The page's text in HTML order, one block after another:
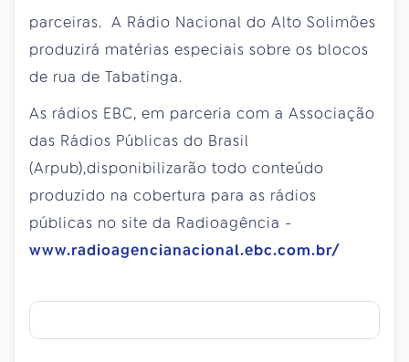
parceiras. A Rádio Nacional do Alto Solimões
produzirá matérias especiais sobre os blocos
de rua de Tabatinga.
As rádios EBC, em parceria com a Associação
das Rádios Públicas do Brasil
(Arpub),disponibilizarão todo conteúdo
produzido na cobertura para as rádios
públicas no site da Radioagência -
www.radioagencianacional.ebc.com.br/